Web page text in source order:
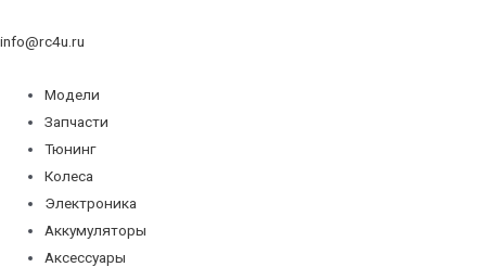
info@rc4u.ru
Модели
Запчасти
Тюнинг
Колеса
Электроника
Аккумуляторы
Аксессуары